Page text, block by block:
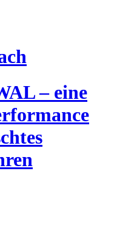
– eine